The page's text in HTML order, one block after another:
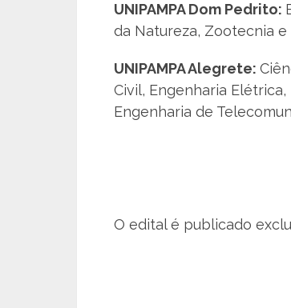
UNIPAMPA Dom Pedrito:
da Natureza, Zootecnia
UNIPAMPA Alegrete:
Civil, Engenharia
Engenharia de
O edital é publicado